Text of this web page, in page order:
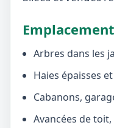
Arbres dans les
Haies épaisses
Cabanons,
Avancées de